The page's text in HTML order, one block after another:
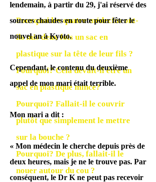
Pourquoi les quatre médecins ont-
ils mis deux fois un sac en
plastique sur la tête de leur fils ?
Pourquoi? Cela devait-il être un
sac en plastique mince?
Pourquoi? Fallait-il le couvrir
plutôt que simplement le mettre
sur la bouche ?
Pourquoi? De plus, fallait-il le
nouer autour du cou ?
lendemain, à partir du 29, j'ai réservé des
sources chaudes en route pour fêter le
nouvel an à Kyoto.
Cependant, le contenu du deuxième
appel de mon mari était terrible.
Mon mari a dit :
« Mon médecin le cherche depuis près de
deux heures, mais je ne le trouve pas. Par
conséquent, le Dr K ne peut pas recevoir